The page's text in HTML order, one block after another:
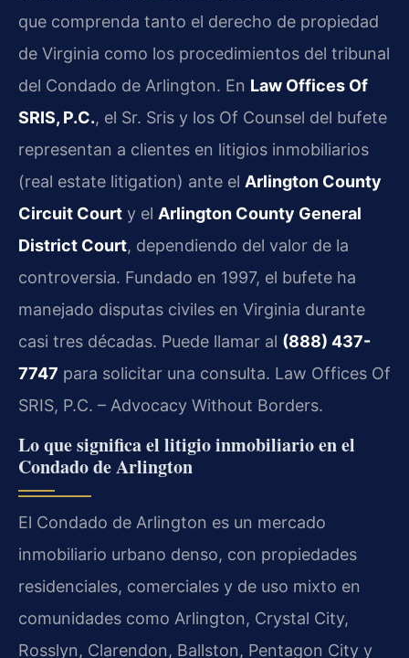
que comprenda tanto el derecho de propiedad
de Virginia como los procedimientos del tribunal
del Condado de Arlington. En Law Offices Of
SRIS, P.C., el Sr. Sris y los Of Counsel del bufete
representan a clientes en litigios inmobiliarios
(real estate litigation) ante el Arlington County
Circuit Court y el Arlington County General
District Court, dependiendo del valor de la
controversia. Fundado en 1997, el bufete ha
manejado disputas civiles en Virginia durante
casi tres décadas. Puede llamar al (888) 437-
7747 para solicitar una consulta. Law Offices Of
SRIS, P.C. – Advocacy Without Borders.
Lo que significa el litigio inmobiliario en el
Condado de Arlington
El Condado de Arlington es un mercado
inmobiliario urbano denso, con propiedades
residenciales, comerciales y de uso mixto en
comunidades como Arlington, Crystal City,
Rosslyn, Clarendon, Ballston, Pentagon City y